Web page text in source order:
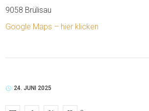
9058 Brülisau
Google Maps – hier klicken
24. JUNI 2025